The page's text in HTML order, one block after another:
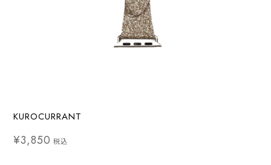
KUROCURRANT
¥3,850 税込